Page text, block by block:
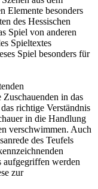
Elemente besonders
des Hessischen
Spiel von anderen
Spieltextes
Spiel besonders für
in das
richtige Verständnis
in die Handlung
verschwimmen. Auch
des Teufels
aufgegriffen werden
zur